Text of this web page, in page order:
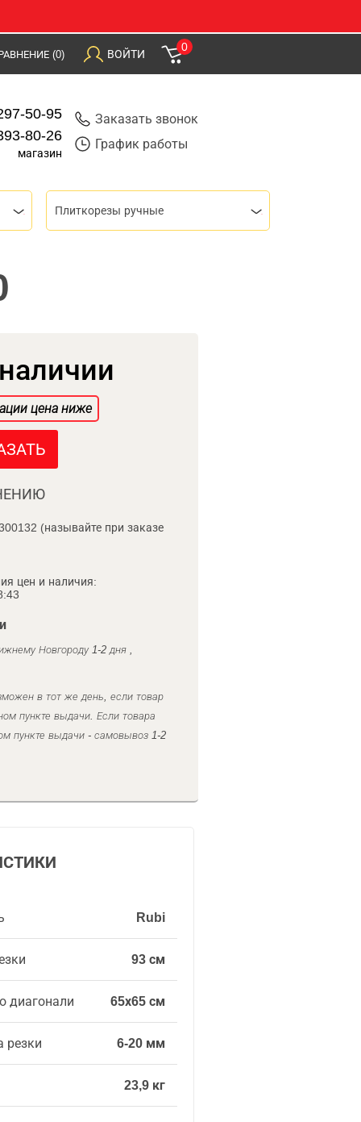
(0) ВОЙТИ
0
50-95
80-26
магазин
Заказать звонок
График работы
Плиткорезы ручные
цена ниже
(называйте при заказе
цен и наличия:
Новгороду 1-2 дня ,
в тот же день, если товар
пункте выдачи. Если товара
пункте выдачи - самовывоз 1-2
Rubi
93 см
диагонали 65х65 см
резки 6-20 мм
23,9 кг